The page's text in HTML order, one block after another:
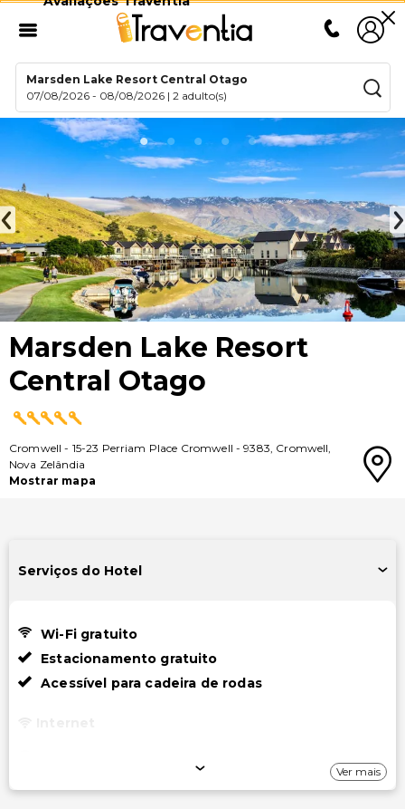
Marsden Lake Resort Central Otago
07/08/2026 - 08/08/2026 |2 adulto(s)
Marsden Lake Resort
Central Otago
Cromwell - 15-23 Perriam Place Cromwell -9383, Cromwell,
Nova Zelândia
Mostrar mapa
Serviços do Hotel
Wi-Fi gratuito
Estacionamento gratuito
Acessível para cadeira de rodas
Estacionamento
Ver mais